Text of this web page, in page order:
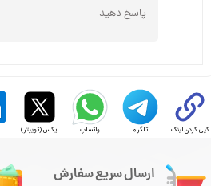
پاسخ دهید
کپی کردن لینک تلگرام واتساپ ایکس (توییتر)
ارسال سریع سفارش